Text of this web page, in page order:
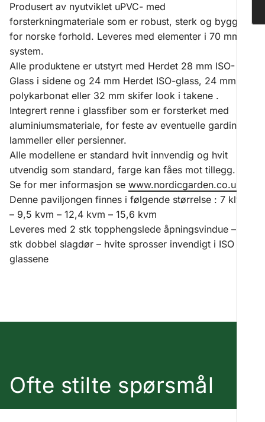
Produsert av nyutviklet uPVC- med
forsterkningmateriale som er robust, sterk og bygget
for norske forhold. Leveres med elementer i 70 mm
system.
Alle produktene er utstyrt med Herdet 28 mm ISO-
Glass i sidene og 24 mm Herdet ISO-glass, 24 mm
polykarbonat eller 32 mm skifer look i takene .
Integrert renne i glassfiber som er forsterket med
aluminiumsmateriale, for feste av eventuelle gardiner,
lammeller eller persienner.
Alle modellene er standard hvit innvendig og hvit
utvendig som standard, farge kan fåes mot tillegg.
Se for mer informasjon se www.nordicgarden.co.uk
Denne paviljongen finnes i følgende størrelse : 7 klvm
– 9,5 kvm – 12,4 kvm – 15,6 kvm
Leveres med 2 stk topphengslede åpningsvindue – 1
stk dobbel slagdør – hvite sprosser invendigt i ISO –
glassene
Ofte stilte spørsmål